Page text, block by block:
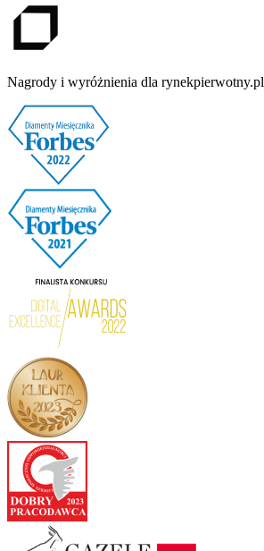
Nagrody i wyróżnienia dla rynekpierwotny.pl